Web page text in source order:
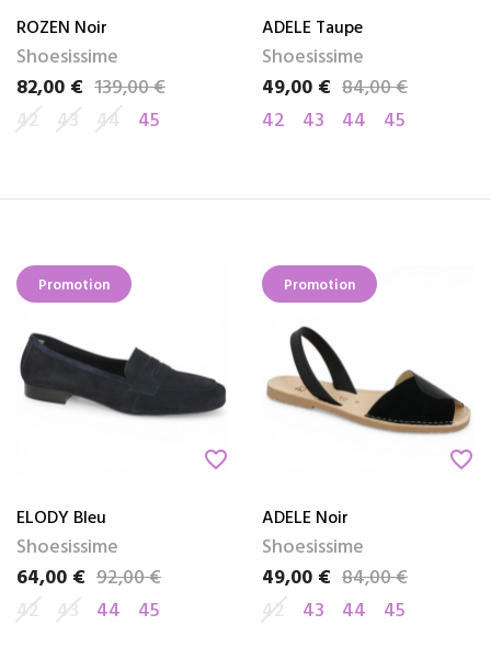
ROZEN Noir
Shoesissime
Prix
82,00 €
Prix de base139,00 €
42 43 44 45
ADELE Taupe
Shoesissime
Prix
49,00 €
Prix de base84,00 €
42
43 44 45
Promotion
favorite_border
ELODY Bleu
Shoesissime
Prix
64,00 €
Prix de base92,00 €
42 43 44 45
Promotion
favorite_border
ADELE Noir
Shoesissime
Prix
49,00 €
Prix de base84,00 €
42
43 44 45